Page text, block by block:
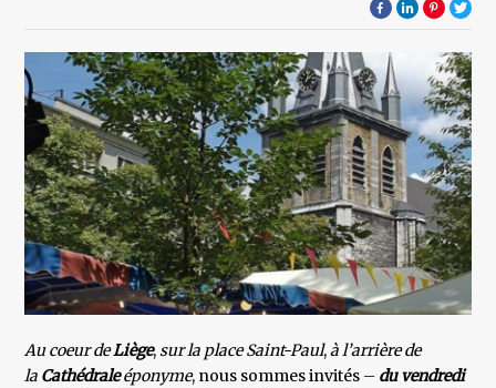
Au coeur deLiège,sur la place Saint-Paul,à l’arrière de
la Cathédraleéponyme, nous sommes invités – duvendredi